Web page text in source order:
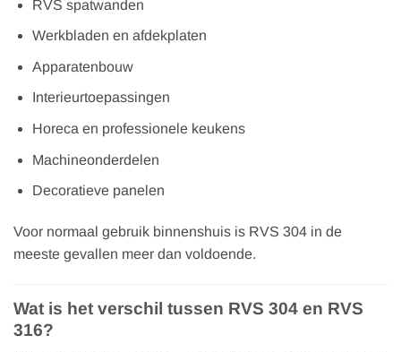
RVS spatwanden
Werkbladen en afdekplaten
Apparatenbouw
Interieurtoepassingen
Horeca en professionele keukens
Machineonderdelen
Decoratieve panelen
Voor normaal gebruik binnenshuis is RVS 304 in de
meeste gevallen meer dan voldoende.
Wat is het verschil tussen RVS 304 en RVS
316?